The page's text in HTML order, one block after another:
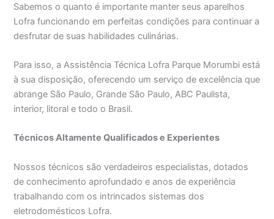
Sabemos o quanto é importante manter seus aparelhos
Lofra funcionando em perfeitas condições para continuar a
desfrutar de suas habilidades culinárias.
Para isso, a Assistência Técnica Lofra Parque Morumbi está
à sua disposição, oferecendo um serviço de excelência que
abrange São Paulo, Grande São Paulo, ABC Paulista,
interior, litoral e todo o Brasil.
Técnicos Altamente Qualificados e Experientes
Nossos técnicos são verdadeiros especialistas, dotados
de conhecimento aprofundado e anos de experiência
trabalhando com os intrincados sistemas dos
eletrodomésticos Lofra.